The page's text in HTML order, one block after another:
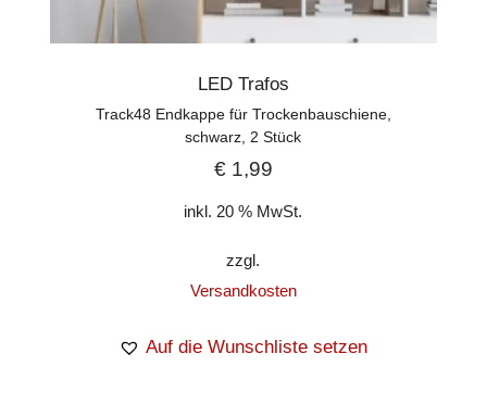
LED Trafos
Track48 Endkappe für Trockenbauschiene,
schwarz, 2 Stück
€1,99
inkl. 20 % MwSt.
zzgl.
Versandkosten
Auf die Wunschliste setzen